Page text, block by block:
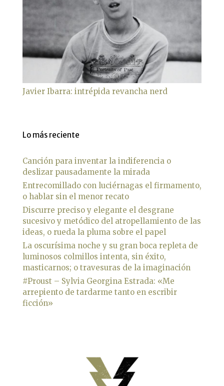
Javier Ibarra: intrépida revancha nerd
Lo más reciente
Canción para inventar la indiferencia o
deslizar pausadamente la mirada
Entrecomillado con luciérnagas el firmamento,
o hablar sin el menor recato
Discurre preciso y elegante el desgrane
sucesivo y metódico del atropellamiento de las
ideas, o rueda la pluma sobre el papel
La oscurísima noche y su gran boca repleta de
luminosos colmillos intenta, sin éxito,
masticarnos; o travesuras de la imaginación
#Proust – Sylvia Georgina Estrada: «Me
arrepiento de tardarme tanto en escribir
ficción»